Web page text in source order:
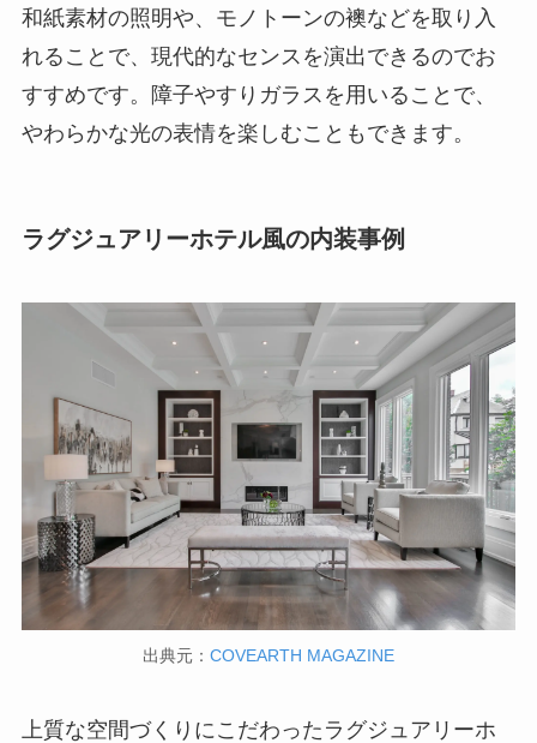
和紙素材の照明や、モノトーンの襖などを取り入
れることで、現代的なセンスを演出できるのでお
すすめです。障子やすりガラスを用いることで、
やわらかな光の表情を楽しむこともできます。
ラグジュアリーホテル風の内装事例
出典元： COVEARTH MAGAZINE
上質な空間づくりにこだわったラグジュアリーホ